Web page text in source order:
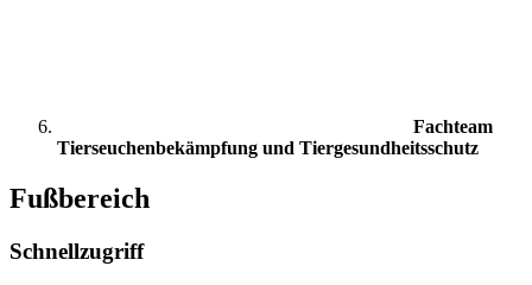
Fachteam
Tierseuchenbekämpfung und Tiergesundheitsschutz
Fußbereich
Schnellzugriff